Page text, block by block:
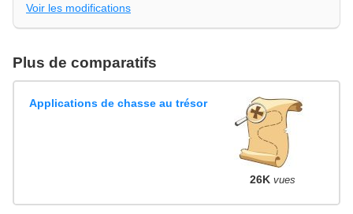
Voir les modifications
Plus de comparatifs
Applications de chasse au trésor
26K vues